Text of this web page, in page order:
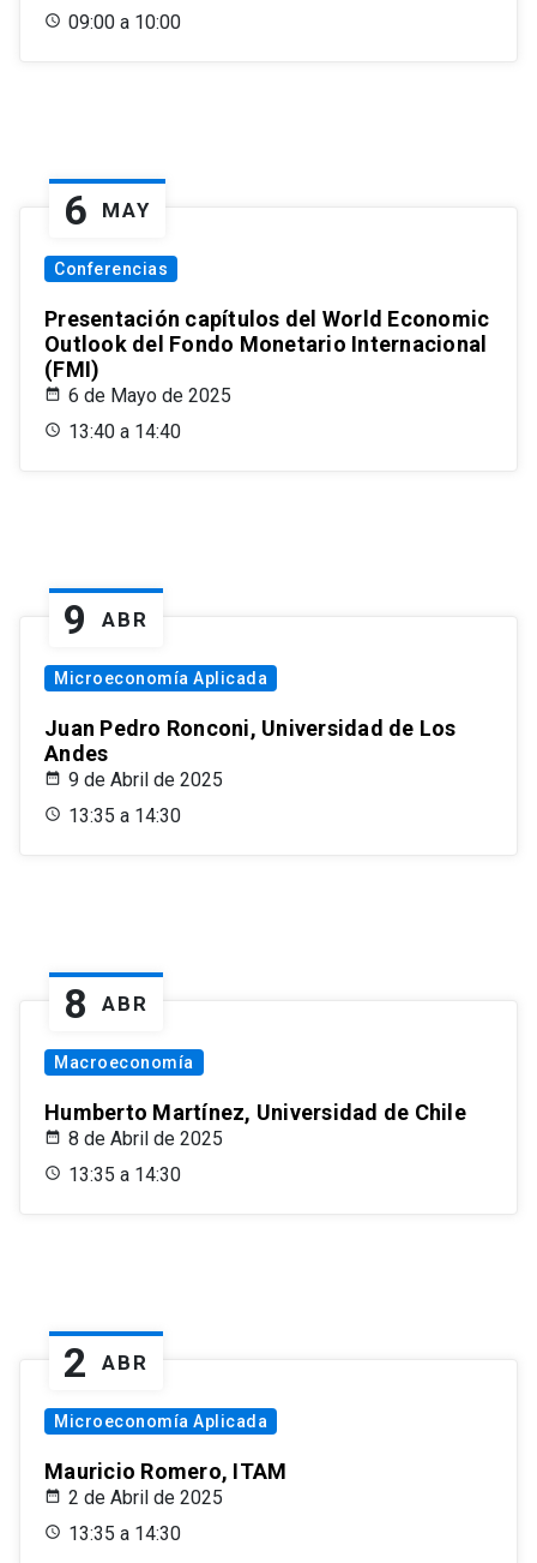
09:00 a 10:00
6 MAY
Conferencias
Presentación capítulos del World Economic
Outlook del Fondo Monetario Internacional
(FMI)
6 de Mayo de 2025
13:40 a 14:40
9 ABR
Microeconomía Aplicada
Juan Pedro Ronconi, Universidad de Los
Andes
9 de Abril de 2025
13:35 a 14:30
8 ABR
Macroeconomía
Humberto Martínez, Universidad de Chile
8 de Abril de 2025
13:35 a 14:30
2 ABR
Microeconomía Aplicada
Mauricio Romero, ITAM
2 de Abril de 2025
13:35 a 14:30